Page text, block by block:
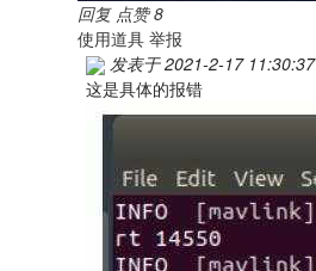
回复 点赞8
使用道具 举报
发表于 2021-2-17 11:30:37
这是具体的报错